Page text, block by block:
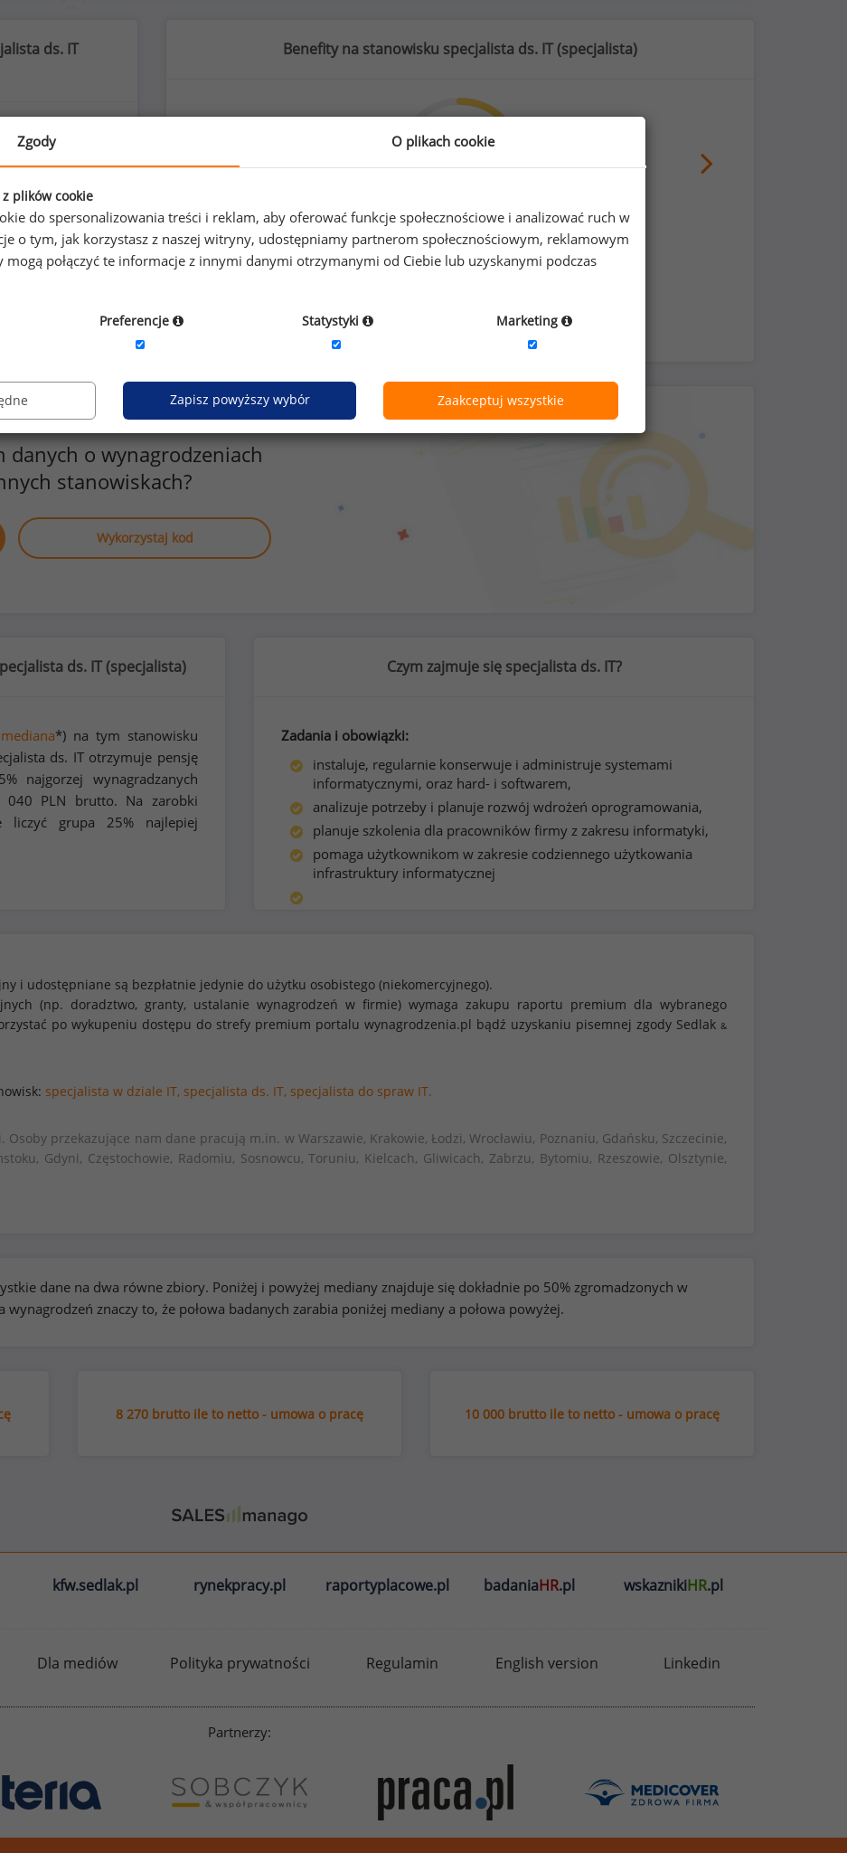
ds. IT
%
Mężczyźni
Benefity na stanowisku specjalista ds. IT (specjalista)
56%
możliwość pracy zdalnej
danych o wynagrodzeniach
stanowiskach?
Wykorzystaj kod
ds. IT (specjalista)
mediana*) na tym stanowisku
ds. IT otrzymuje pensję
najgorzej wynagradzanych
040 PLN brutto. Na zarobki
liczyć grupa 25% najlepiej
Czym zajmuje się specjalista ds. IT?
Zadania i obowiązki:
instaluje, regularnie konserwuje i administruje systemami
informatycznymi, oraz hard- i softwarem,
analizuje potrzeby i planuje rozwój wdrożeń oprogramowania,
planuje szkolenia dla pracowników firmy z zakresu informatyki,
pomaga użytkownikom w zakresie codziennego użytkowania
infrastruktury informatycznej
i udostępniane są bezpłatnie jedynie do użytku osobistego (niekomercyjnego).
(np. doradztwo, granty, ustalanie wynagrodzeń w firmie) wymaga zakupu raportu premium dla wybranego
po wykupeniu dostępu do strefy premium portalu wynagrodzenia.pl bądź uzyskaniu pisemnej zgody Sedlak &
specjalista w dziale IT, specjalista ds. IT, specjalista do spraw IT.
Osoby przekazujące nam dane pracują m.in. w Warszawie, Krakowie, Łodzi, Wrocławiu, Poznaniu, Gdańsku, Szczecinie,
Gdyni, Częstochowie, Radomiu, Sosnowcu, Toruniu, Kielcach, Gliwicach, Zabrzu, Bytomiu, Rzeszowie, Olsztynie,
dane na dwa równe zbiory. Poniżej i powyżej mediany znajduje się dokładnie po 50% zgromadzonych w
znaczy to, że połowa badanych zarabia poniżej mediany a połowa powyżej.
8 270 brutto ile to netto - umowa o pracę 10 000 brutto ile to netto - umowa o pracę
kfw.sedlak.pl rynekpracy.pl raportyplacowe.pl badaniaHR.pl wskaznikiHR.pl
Dla mediów Polityka prywatności Regulamin English version Linkedin
Partnerzy:
Zgody O plikach cookie
plików cookie
do spersonalizowania treści i reklam, aby oferować funkcje społecznościowe i analizować ruch w
o tym, jak korzystasz z naszej witryny, udostępniamy partnerom społecznościowym, reklamowym
mogą połączyć te informacje z innymi danymi otrzymanymi od Ciebie lub uzyskanymi podczas
Preferencje Statystyki Marketing
Zapisz powyższy wybór Zaakceptuj wszystkie